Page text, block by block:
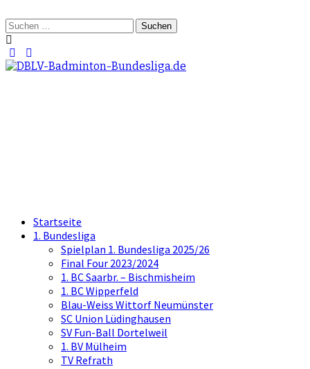
zum
Inhalt
Suchen
nach:
Startseite
1. Bundesliga
Spielplan 1. Bundesliga 2025/26
Final Four 2023/2024
1. BC Saarbr. – Bischmisheim
1. BC Wipperfeld
Blau-Weiss Wittorf Neumünster
SC Union Lüdinghausen
SV Fun-Ball Dortelweil
1. BV Mülheim
TV Refrath